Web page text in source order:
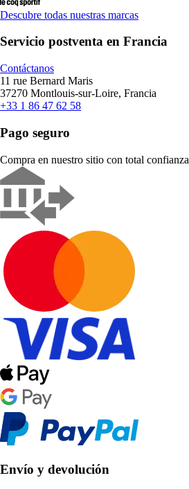
Descubre todas nuestras marcas
Servicio postventa en Francia
Contáctanos
11 rue Bernard Maris
37270 Montlouis-sur-Loire, Francia
+33 1 86 47 62 58
Pago seguro
Compra en nuestro sitio con total confianza
Envío y devolución